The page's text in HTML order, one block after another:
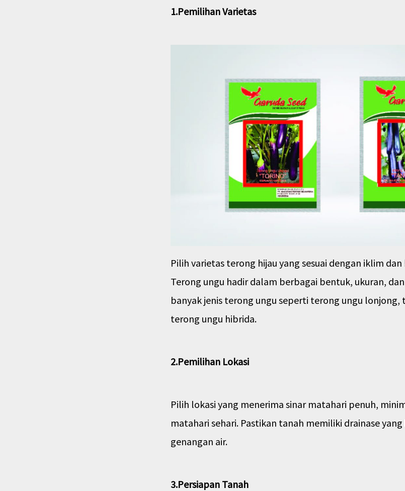
1.Pemilihan Varietas
Pilih varietas terong hijau yang sesuai dengan iklim
Terong ungu hadir dalam berbagai bentuk, ukuran,
banyak jenis terong ungu seperti terong ungu
terong ungu hibrida.
2.Pemilihan Lokasi
Pilih lokasi yang menerima sinar matahari penuh,
matahari sehari. Pastikan tanah memiliki drainase
genangan air.
3.Persiapan Tanah